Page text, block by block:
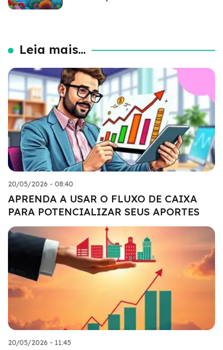
Leia mais...
20/05/2026 - 08:40
APRENDA A USAR O FLUXO DE CAIXA
PARA POTENCIALIZAR SEUS APORTES
20/05/2026 - 11:45